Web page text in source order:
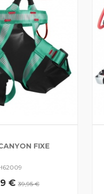
FIXE
€ 39,95 €